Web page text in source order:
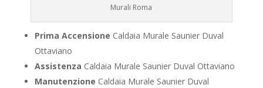
Murali Roma
Prima Accensione Caldaia Murale Saunier Duval
Ottaviano
Assistenza Caldaia Murale Saunier Duval Ottaviano
Manutenzione Caldaia Murale Saunier Duval